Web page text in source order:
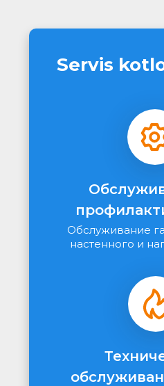
Servis
Обслуживание
настенного и